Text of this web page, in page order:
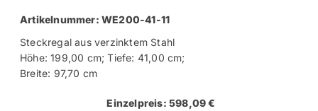
Artikelnummer: WE200-41-11
Steckregal aus verzinktem Stahl
Höhe: 199,00 cm; Tiefe: 41,00 cm;
Breite: 97,70 cm
Einzelpreis: 598,09 €